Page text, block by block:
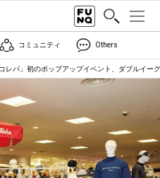
コミュニティ Others
レパ」初のポップアップイベント、ダブルイー